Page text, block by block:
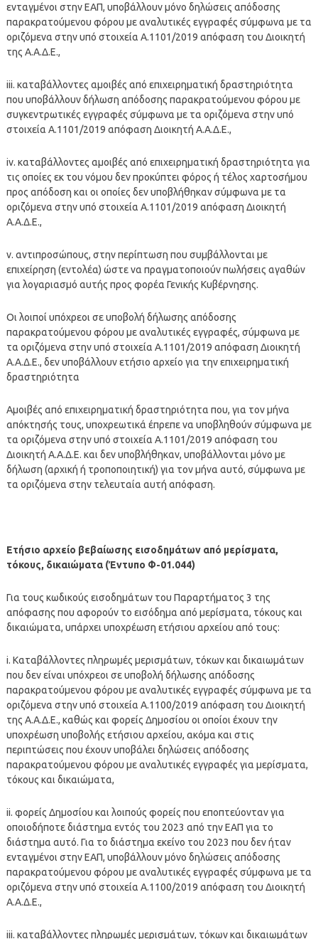
ενταγμένοι στην ΕΑΠ, υποβάλλουν μόνο δηλώσεις απόδοσης
παρακρατούμενου φόρου με αναλυτικές εγγραφές σύμφωνα με τα
οριζόμενα στην υπό στοιχεία Α.1101/2019 απόφαση του Διοικητή
της Α.Α.Δ.Ε.,
iii. καταβάλλοντες αμοιβές από επιχειρηματική δραστηριότητα
που υποβάλλουν δήλωση απόδοσης παρακρατούμενου φόρου με
συγκεντρωτικές εγγραφές σύμφωνα με τα οριζόμενα στην υπό
στοιχεία Α.1101/2019 απόφαση Διοικητή Α.Α.Δ.Ε.,
iv. καταβάλλοντες αμοιβές από επιχειρηματική δραστηριότητα για
τις οποίες εκ του νόμου δεν προκύπτει φόρος ή τέλος χαρτοσήμου
προς απόδοση και οι οποίες δεν υποβλήθηκαν σύμφωνα με τα
οριζόμενα στην υπό στοιχεία Α.1101/2019 απόφαση Διοικητή
Α.Α.Δ.Ε.,
v. αντιπροσώπους, στην περίπτωση που συμβάλλονται με
επιχείρηση (εντολέα) ώστε να πραγματοποιούν πωλήσεις αγαθών
για λογαριασμό αυτής προς φορέα Γενικής Κυβέρνησης.
Οι λοιποί υπόχρεοι σε υποβολή δήλωσης απόδοσης
παρακρατούμενου φόρου με αναλυτικές εγγραφές, σύμφωνα με
τα οριζόμενα στην υπό στοιχεία Α.1101/2019 απόφαση Διοικητή
Α.Α.Δ.Ε., δεν υποβάλλουν ετήσιο αρχείο για την επιχειρηματική
δραστηριότητα
Αμοιβές από επιχειρηματική δραστηριότητα που, για τον μήνα
απόκτησής τους, υποχρεωτικά έπρεπε να υποβληθούν σύμφωνα με
τα οριζόμενα στην υπό στοιχεία Α.1101/2019 απόφαση του
Διοικητή Α.Α.Δ.Ε. και δεν υποβλήθηκαν, υποβάλλονται μόνο με
δήλωση (αρχική ή τροποποιητική) για τον μήνα αυτό, σύμφωνα με
τα οριζόμενα στην τελευταία αυτή απόφαση.
Ετήσιο αρχείο βεβαίωσης εισοδημάτων από μερίσματα,
τόκους, δικαιώματα (Έντυπο Φ-01.044)
Για τους κωδικούς εισοδημάτων του Παραρτήματος 3 της
απόφασης που αφορούν το εισόδημα από μερίσματα, τόκους και
δικαιώματα, υπάρχει υποχρέωση ετήσιου αρχείου από τους:
i. Καταβάλλοντες πληρωμές μερισμάτων, τόκων και δικαιωμάτων
που δεν είναι υπόχρεοι σε υποβολή δήλωσης απόδοσης
παρακρατούμενου φόρου με αναλυτικές εγγραφές σύμφωνα με τα
οριζόμενα στην υπό στοιχεία Α.1100/2019 απόφαση του Διοικητή
της Α.Α.Δ.Ε., καθώς και φορείς Δημοσίου οι οποίοι έχουν την
υποχρέωση υποβολής ετήσιου αρχείου, ακόμα και στις
περιπτώσεις που έχουν υποβάλει δηλώσεις απόδοσης
παρακρατούμενου φόρου με αναλυτικές εγγραφές για μερίσματα,
τόκους και δικαιώματα,
ii. φορείς Δημοσίου και λοιπούς φορείς που εποπτεύονταν για
οποιοδήποτε διάστημα εντός του 2023 από την ΕΑΠ για το
διάστημα αυτό. Για το διάστημα εκείνο του 2023 που δεν ήταν
ενταγμένοι στην ΕΑΠ, υποβάλλουν μόνο δηλώσεις απόδοσης
παρακρατούμενου φόρου με αναλυτικές εγγραφές σύμφωνα με τα
οριζόμενα στην υπό στοιχεία Α.1100/2019 απόφαση του Διοικητή
Α.Α.Δ.Ε.,
iii. καταβάλλοντες πληρωμές μερισμάτων, τόκων και δικαιωμάτων